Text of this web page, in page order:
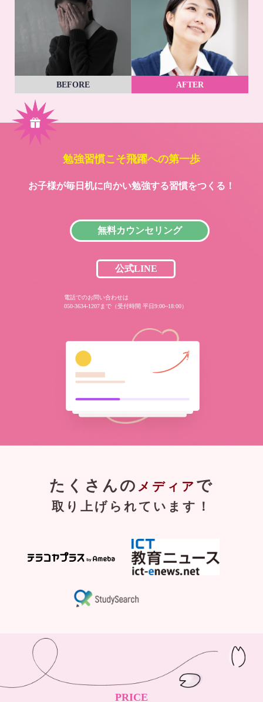
BEFORE AFTER
勉強習慣こそ飛躍への第一歩
お子様が毎日机に向かい勉強する習慣をつくる！
無料カウンセリング
公式LINE
電話でのお問い合わせは
050-3634-1207まで（受付時間 平日9:00~18:00）
たくさんの メディア で
取り上げられています！
PRICE